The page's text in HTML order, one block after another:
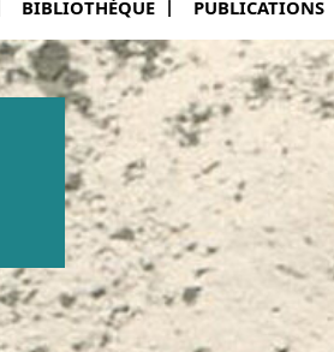
BIBLIOTHÈQUE PUBLICATIONS